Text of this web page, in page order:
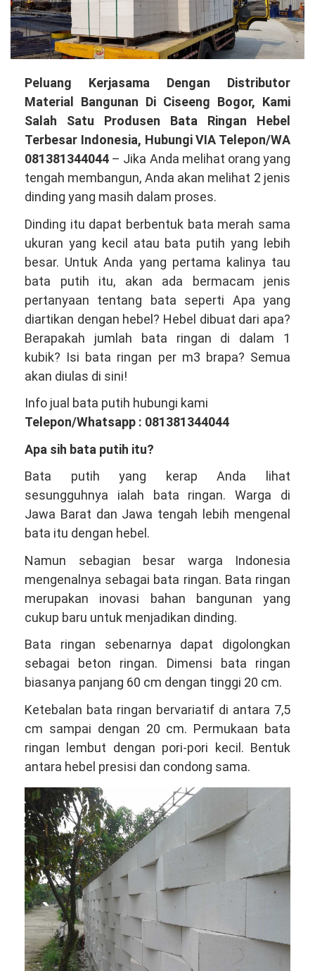
Membuka
Peluang
Kerjasama
Dengan
Distributor
Material
Bangunan
Ciseeng
Satu
Terbesar
Indonesia
Peluang Kerjasama Dengan Distributor
Material Bangunan Di Ciseeng Bogor, Kami
Salah Satu Produsen Bata Ringan Hebel
Terbesar Indonesia, Hubungi VIA Telepon/WA
081381344044 – Jika Anda melihat orang yang
tengah membangun, Anda akan melihat 2 jenis
dinding yang masih dalam proses.
Dinding itu dapat berbentuk bata merah sama
ukuran yang kecil atau bata putih yang lebih
besar. Untuk Anda yang pertama kalinya tau
bata putih itu, akan ada bermacam jenis
pertanyaan tentang bata seperti Apa yang
diartikan dengan hebel? Hebel dibuat dari apa?
Berapakah jumlah bata ringan di dalam 1
kubik? Isi bata ringan per m3 brapa? Semua
akan diulas di sini!
Info jual bata putih hubungi kami
Telepon/Whatsapp : 081381344044
Apa sih bata putih itu?
Bata putih yang kerap Anda lihat
sesungguhnya ialah bata ringan. Warga di
Jawa Barat dan Jawa tengah lebih mengenal
bata itu dengan hebel.
Namun sebagian besar warga Indonesia
mengenalnya sebagai bata ringan. Bata ringan
merupakan inovasi bahan bangunan yang
cukup baru untuk menjadikan dinding.
Bata ringan sebenarnya dapat digolongkan
sebagai beton ringan. Dimensi bata ringan
biasanya panjang 60 cm dengan tinggi 20 cm.
Ketebalan bata ringan bervariatif di antara 7,5
cm sampai dengan 20 cm. Permukaan bata
ringan lembut dengan pori-pori kecil. Bentuk
antara hebel presisi dan condong sama.